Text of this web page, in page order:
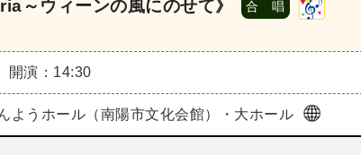
～ウィーンの風にのせて》 合 唱
開演：14:30
ようホール（南陽市文化会館）・大ホール